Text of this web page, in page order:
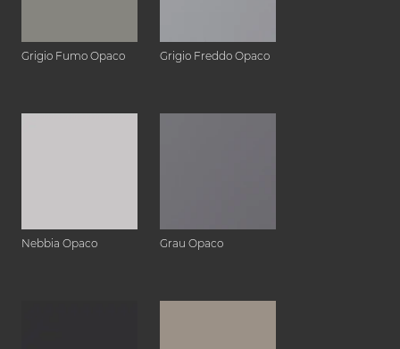
Grigio Fumo Opaco Grigio Freddo Opaco
Nebbia Opaco Grau Opaco